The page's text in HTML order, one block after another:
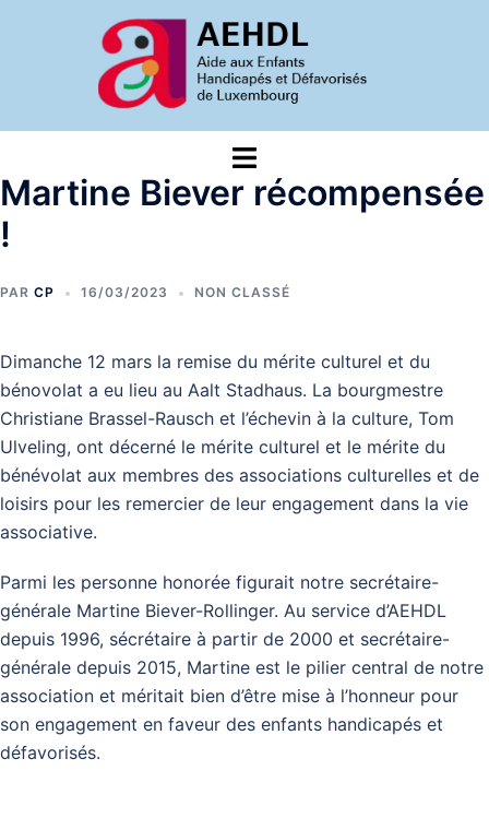
Ouvrir/fermer
menu
Martine Biever récompensée
!
PAR CP 16/03/2023 NON CLASSÉ
Dimanche 12 mars la remise du mérite culturel et du
bénovolat a eu lieu au Aalt Stadhaus. La bourgmestre
Christiane Brassel-Rausch et l’échevin à la culture, Tom
Ulveling, ont décerné le mérite culturel et le mérite du
bénévolat aux membres des associations culturelles et de
loisirs pour les remercier de leur engagement dans la vie
associative.
Parmi les personne honorée figurait notre secrétaire-
générale Martine Biever-Rollinger. Au service d’AEHDL
depuis 1996, sécrétaire à partir de 2000 et secrétaire-
générale depuis 2015, Martine est le pilier central de notre
association et méritait bien d’être mise à l’honneur pour
son engagement en faveur des enfants handicapés et
défavorisés.